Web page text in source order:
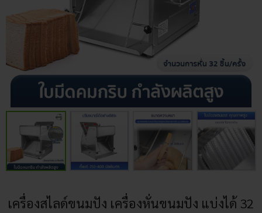
เครื่องสไลด์ขนมปัง เครื่องหั่นขนมปัง แบ่งได้ 32